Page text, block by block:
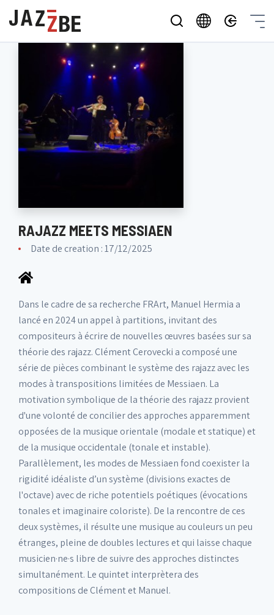
RAJAZZ MEETS MESSIAEN
Date de creation : 17/12/2025
Dans le cadre de sa recherche FRArt, Manuel Hermia a
lancé en 2024 un appel à partitions, invitant des
compositeurs à écrire de nouvelles œuvres basées sur sa
théorie des rajazz. Clément Cerovecki a composé une
série de pièces combinant le système des rajazz avec les
modes à transpositions limitées de Messiaen. La
motivation symbolique de la théorie des rajazz provient
d'une volonté de concilier des approches apparemment
opposées de la musique orientale (modale et statique) et
de la musique occidentale (tonale et instable).
Parallèlement, les modes de Messiaen fond coexister la
rigidité idéaliste d’un système (divisions exactes de
l'octave) avec de riche potentiels poétiques (évocations
tonales et imaginaire coloriste). De la rencontre de ces
deux systèmes, il résulte une musique au couleurs un peu
étranges, pleine de doubles lectures et qui laisse chaque
musicien·ne·s libre de suivre des approches distinctes
simultanément. Le quintet interprètera des
compositions de Clément et Manuel.